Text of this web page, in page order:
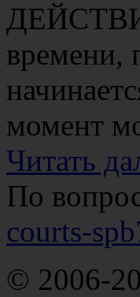
времени,
момент
Читать
По
courts-
© 2006-